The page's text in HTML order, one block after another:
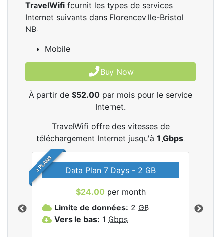
TravelWifi fournit les types de services
Internet suivants dans Florenceville-Bristol
NB:
Mobile
Buy Now
À partir de $52.00 par mois pour le service
Internet.
TravelWifi offre des vitesses de
téléchargement Internet jusqu'à 1 Gbps.
4 PLANS Data Plan 7 Days - 2 GB
$24.00 per month
Limite de données: 2 GB
Vers le bas: 1 Gbps